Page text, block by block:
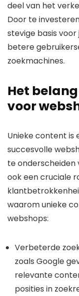
deel van het
Door te
stevige basis
betere
zoekmachines.
Het
voor
Unieke content is
succesvolle
te
ook een cruciale
waarom unieke
webshops:
Verbeterde
zoals Google
relevante
posities in